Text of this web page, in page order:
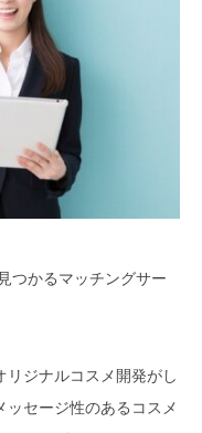
つかるマッチングサー
ジナルコスメ開発がし
ッセージ性のあるコスメ